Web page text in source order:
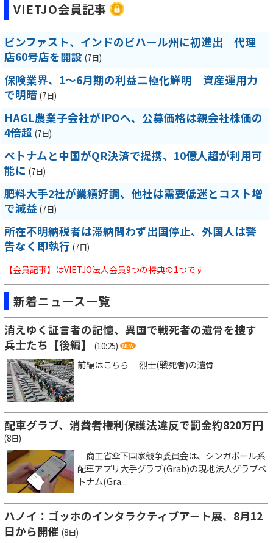
VIETJO会員記事
ビンファスト、インドのビハール州に初進出 代理
店60号店を開設 (7日)
保険業界、1～6月期の利益二極化鮮明 資産運用力
で明暗 (7日)
HAGL農業子会社がIPOへ、公募価格は親会社株価の
4倍超 (7日)
ベトナムと中国がQR決済で提携、10億人超が利用可
能に (7日)
肥料大手2社が業績好調、他社は需要低迷とコスト増
で減益 (7日)
所在不明納税者は滞納問わず出国停止、外国人は警
告なく即執行 (7日)
【会員記事】はVIETJO法人会員9つの特典の1つです
新着ニュース一覧
消えゆく証言者の記憶、異国で戦死者の遺骨を捜す
兵士たち【後編】
(10:25)
前編はこちら 烈士(戦死者)の遺骨
配車グラブ、消費者権利保護法違反で罰金約820万円
(8日)
商工省傘下国家競争委員会は、シンガポール系
配車アプリ大手グラブ(Grab)の現地法人グラブベ
トナム(Gra...
ハノイ：ゴッホのインタラクティブアート展、8月12
日から開催 (8日)